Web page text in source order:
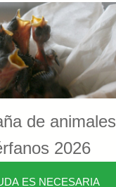
de animales
2026
ES NECESARIA